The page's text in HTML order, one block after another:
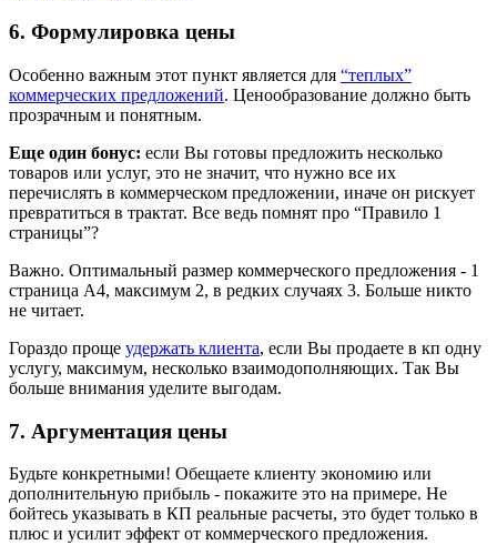
6. Формулировка цены
Особенно важным этот пункт является для “теплых”
коммерческих предложений. Ценообразование должно быть
прозрачным и понятным.
Еще один бонус: если Вы готовы предложить несколько
товаров или услуг, это не значит, что нужно все их
перечислять в коммерческом предложении, иначе он рискует
превратиться в трактат. Все ведь помнят про “Правило 1
страницы”?
Важно. Оптимальный размер коммерческого предложения - 1
страница А4, максимум 2, в редких случаях 3. Больше никто
не читает.
Гораздо проще удержать клиента, если Вы продаете в кп одну
услугу, максимум, несколько взаимодополняющих. Так Вы
больше внимания уделите выгодам.
7. Аргументация цены
Будьте конкретными! Обещаете клиенту экономию или
дополнительную прибыль - покажите это на примере. Не
бойтесь указывать в КП реальные расчеты, это будет только в
плюс и усилит эффект от коммерческого предложения.